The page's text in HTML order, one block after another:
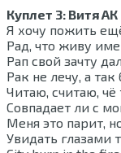
Куплет 3: Витя АК
Я хочу пожить
Рад, что живу
Рап свой зачту
Рак не лечу, а
Читаю, считаю, чё
Совпадает ли с
Меня это парит,
Увидать глазами